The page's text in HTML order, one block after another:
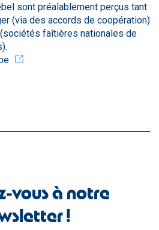
sont préalablement perçus tant
(via des accords de coopération)
faîtières nationales de
vous à notre
!